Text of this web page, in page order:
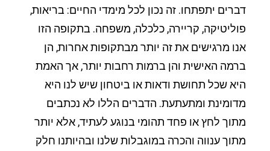
דברים יתפתחו. זה נכון לכל מימדי החיים: בריאות,
פוליטיקה, קריירה, כלכלה, משפחה. בתקופה הזו
אנו מרגישים את זה יותר מבתקופות אחרות, הן
ברמה האישית והן ברמות רחבות יותר, אך האמת
היא שכל תחושת ודאות או ביטחון שיש לנו היא
מדומינת ומתעתעת. הדברים הללו לא נכתבים
מתוך לחץ או פחד תהומי בנוגע לעתיד, אלא יותר
מתוך ענווה והכרה במוגבלות שלנו ובהיותנו חלק